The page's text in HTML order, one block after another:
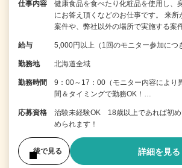
仕事内容
健康食品を食べたり化粧品を使用し、
にお答え頂くなどのお仕事です。 来所
案件や、弊社以外の場所で実施する案
給与 5,000円以上（1回のモニター参加に
勤務地 北海道全域
勤務時間
9：00～17：00（モニター内容により
間＆タイミングで勤務OK！…
応募資格
治験未経験OK 18歳以上であれば初
められます！
後で見る 詳細を見る